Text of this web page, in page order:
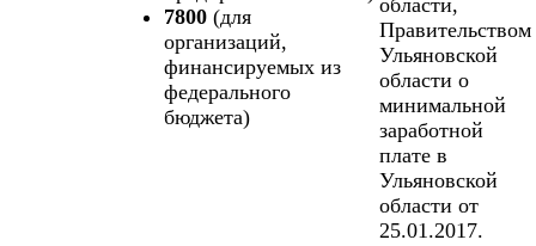
7800 (для
организаций,
финансируемых из
федерального
бюджета)
Правительством
Ульяновской
области о
минимальной
заработной
плате в
Ульяновской
области от
25.01.2017.